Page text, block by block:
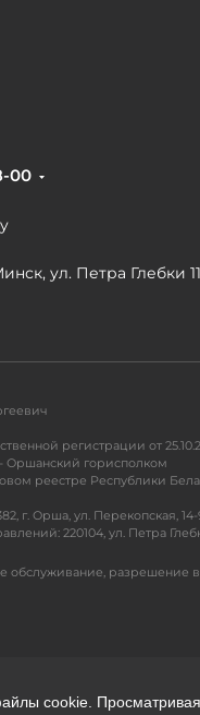
00
ул. Петра Глебки
регистрации от
Оршанский горисполком
реестре Республики
г. Орша, ул. Перекопская,
220104, ул. Петра
обслуживание, разрешение
cookie. Просматривая